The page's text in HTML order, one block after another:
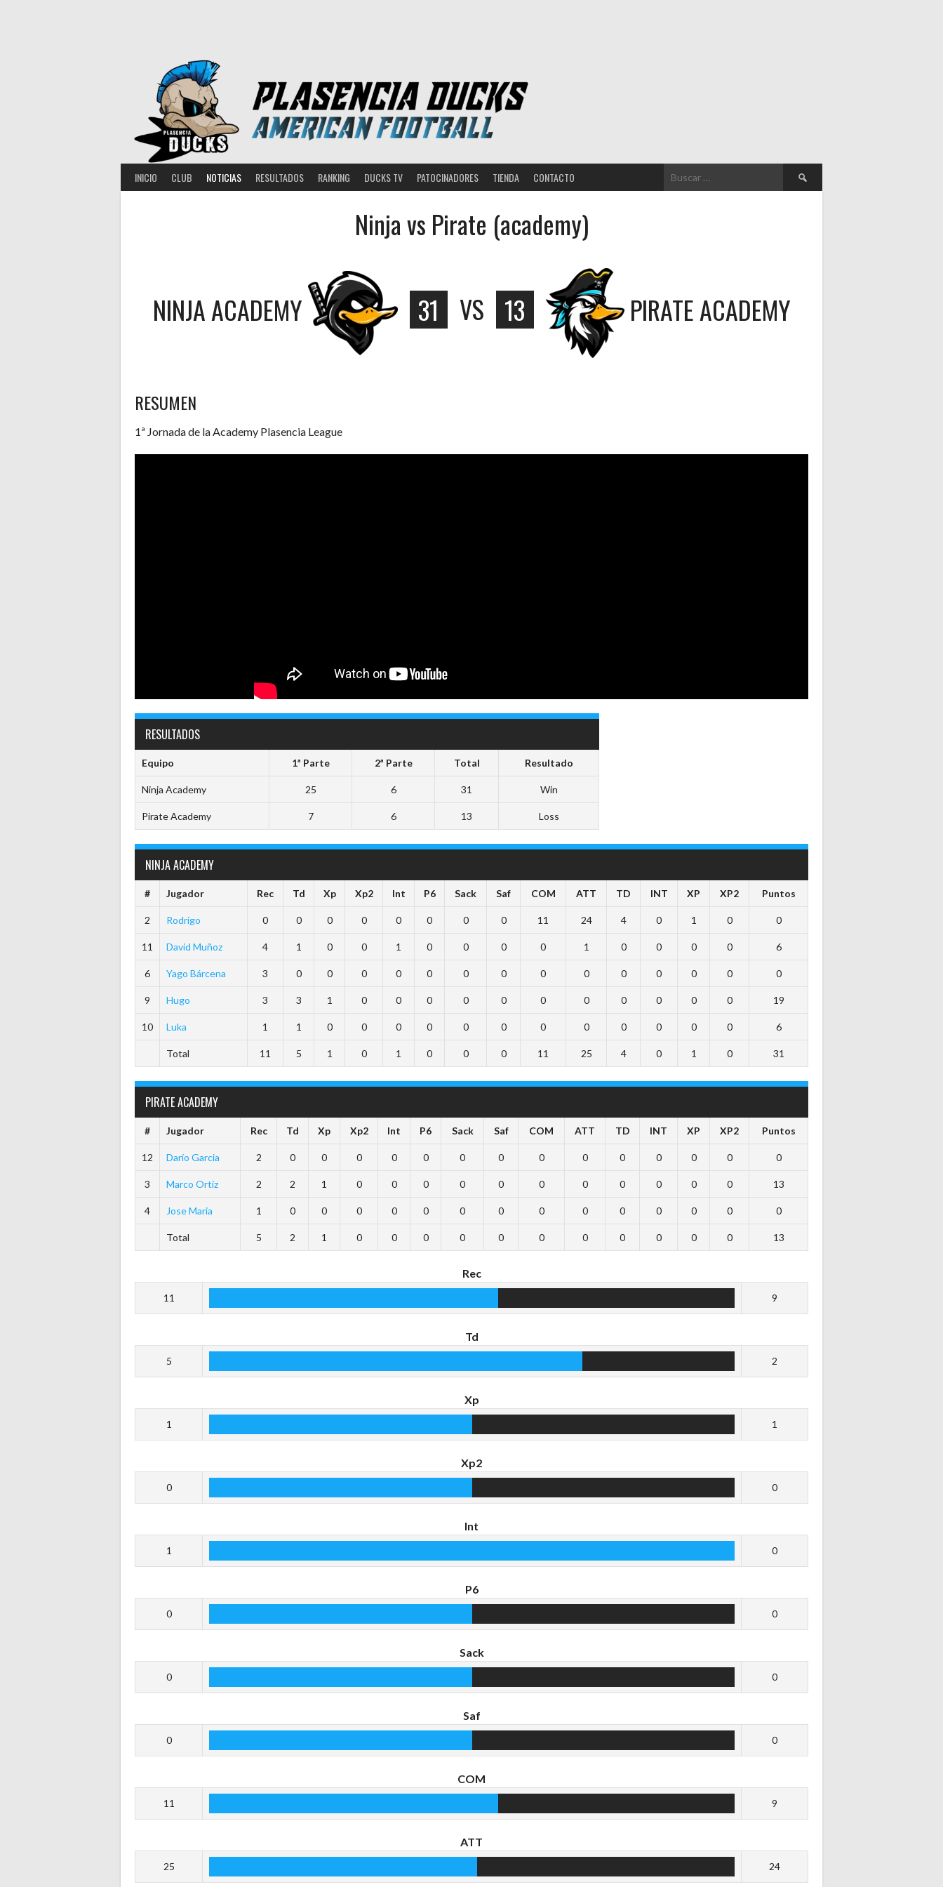
INICIO CLUB NOTICIAS RESULTADOS RANKING DUCKS TV PATOCINADORES TIENDA CONTACTO Buscar:
Ninja vs Pirate (academy)
NINJA ACADEMY 31 VS 13 PIRATE ACADEMY
RESUMEN
1ª Jornada de la Academy Plasencia League
RESULTADOS
Equipo 1ª Parte 2ª Parte Total Resultado
Ninja Academy 25 6 31 Win
Pirate Academy 7 6 13 Loss
NINJA ACADEMY
# Jugador Rec Td Xp Xp2 Int P6 Sack Saf COM ATT TD INT XP XP2 Puntos
2 Rodrigo 0 0 0 0 0 0 0 0 11 24 4 0 1 0 0
11 David Muñoz 4 1 0 0 1 0 0 0 0 1 0 0 0 0 6
6 Yago Bárcena 3 0 0 0 0 0 0 0 0 0 0 0 0 0 0
9 Hugo 3 3 1 0 0 0 0 0 0 0 0 0 0 0 19
10 Luka 1 1 0 0 0 0 0 0 0 0 0 0 0 0 6
Total 11 5 1 0 1 0 0 0 11 25 4 0 1 0 31
PIRATE ACADEMY
# Jugador Rec Td Xp Xp2 Int P6 Sack Saf COM ATT TD INT XP XP2 Puntos
12 Darío Garcia 2 0 0 0 0 0 0 0 0 0 0 0 0 0 0
3 Marco Ortiz 2 2 1 0 0 0 0 0 0 0 0 0 0 0 13
4 Jose Maria 1 0 0 0 0 0 0 0 0 0 0 0 0 0 0
Total 5 2 1 0 0 0 0 0 0 0 0 0 0 0 13
Rec
11 9
Td
5 2
Xp
1 1
Xp2
0 0
Int
1 0
P6
0 0
Sack
0 0
Saf
0 0
COM
11 9
ATT
25 24